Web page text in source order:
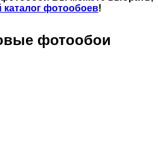
фотообоев!
фотообои